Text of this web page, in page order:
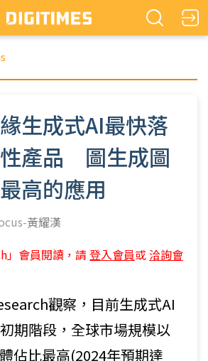
生成式AI最快落
產品 圖生成圖
高的應用
黃耀漢
」會員閱讀，請 登入會員或 洽詢會
觀察，目前生成式AI
期階段，全球市場規模以
佔比最高(2024年預期達